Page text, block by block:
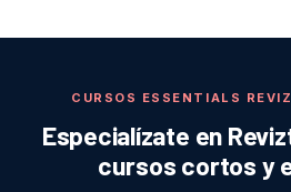
CURSOS ESSENTIALS
Especialízate en
cursos cortos y